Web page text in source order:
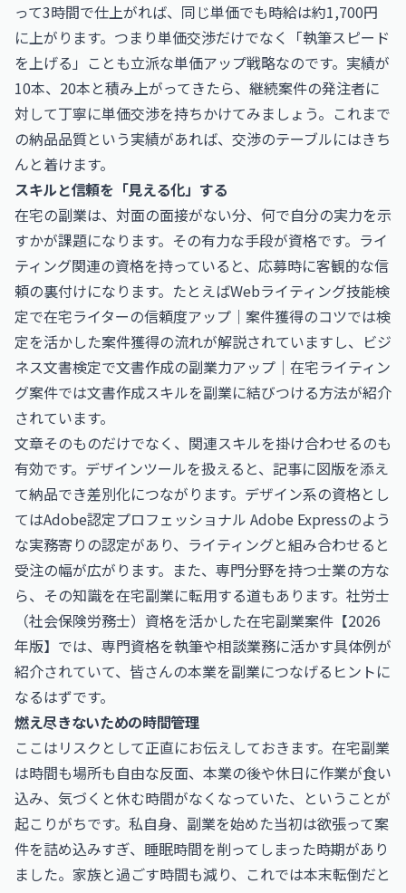
って3時間で仕上がれば、同じ単価でも時給は約1,700円
に上がります。つまり単価交渉だけでなく「執筆スピード
を上げる」ことも立派な単価アップ戦略なのです。実績が
10本、20本と積み上がってきたら、継続案件の発注者に
対して丁寧に単価交渉を持ちかけてみましょう。これまで
の納品品質という実績があれば、交渉のテーブルにはきち
んと着けます。
スキルと信頼を「見える化」する
在宅の副業は、対面の面接がない分、何で自分の実力を示
すかが課題になります。その有力な手段が資格です。ライ
ティング関連の資格を持っていると、応募時に客観的な信
頼の裏付けになります。たとえばWebライティング技能検
定で在宅ライターの信頼度アップ｜案件獲得のコツでは検
定を活かした案件獲得の流れが解説されていますし、 ビジ
ネス文書検定で文書作成の副業力アップ｜在宅ライティン
グ案件では文書作成スキルを副業に結びつける方法が紹介
されています。
文章そのものだけでなく、関連スキルを掛け合わせるのも
有効です。デザインツールを扱えると、記事に図版を添え
て納品でき差別化につながります。デザイン系の資格とし
てはAdobe認定プロフェッショナル Adobe Expressのよう
な実務寄りの認定があり、ライティングと組み合わせると
受注の幅が広がります。また、専門分野を持つ士業の方な
ら、その知識を在宅副業に転用する道もあります。 社労士
（社会保険労務士）資格を活かした在宅副業案件【2026
年版】 では、専門資格を執筆や相談業務に活かす具体例が
紹介されていて、皆さんの本業を副業につなげるヒントに
なるはずです。
燃え尽きないための時間管理
ここはリスクとして正直にお伝えしておきます。在宅副業
は時間も場所も自由な反面、本業の後や休日に作業が食い
込み、気づくと休む時間がなくなっていた、ということが
起こりがちです。私自身、副業を始めた当初は欲張って案
件を詰め込みすぎ、睡眠時間を削ってしまった時期があり
ました。家族と過ごす時間も減り、これでは本末転倒だと